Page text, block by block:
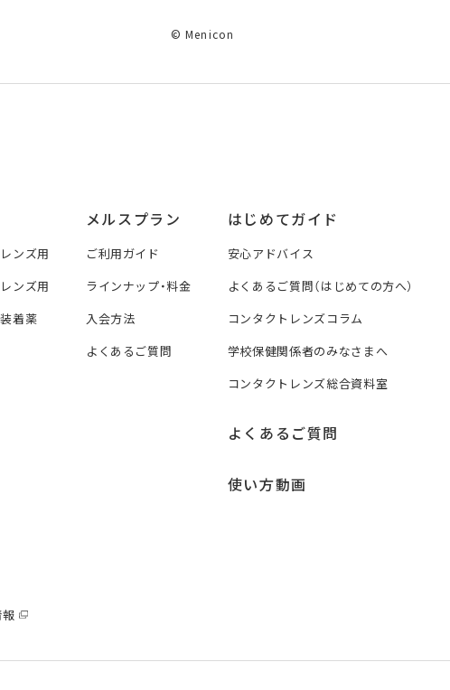
© Menicon
ンズ用
ンズ用
着薬
メルスプラン
ご利用ガイド
ラインナップ・料金
入会方法
よくあるご質問
はじめてガイド
安心アドバイス
よくあるご質問（はじめての方へ）
コンタクトレンズコラム
学校保健関係者のみなさまへ
コンタクトレンズ総合資料室
よくあるご質問
使い方動画